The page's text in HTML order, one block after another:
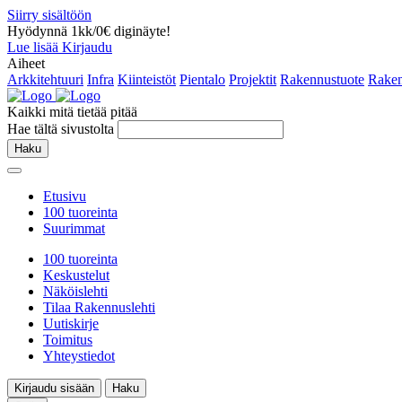
Siirry sisältöön
Hyödynnä 1kk/0€ diginäyte!
Lue lisää Kirjaudu
Aiheet
Arkkitehtuuri Infra Kiinteistöt Pientalo Projektit Rakennustuote
Kaikki mitä tietää pitää
Hae tältä sivustolta
Haku
Etusivu
100 tuoreinta
Suurimmat
100 tuoreinta
Keskustelut
Näköislehti
Tilaa Rakennuslehti
Uutiskirje
Toimitus
Yhteystiedot
Kirjaudu sisään
Haku